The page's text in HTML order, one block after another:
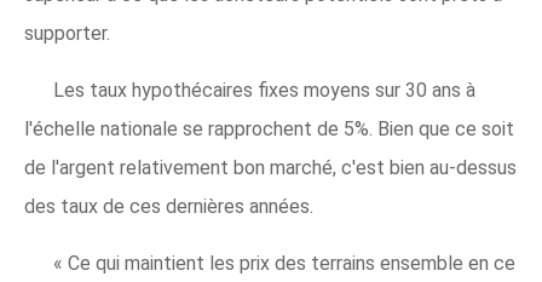
supporter.
Les taux hypothécaires fixes moyens sur 30 ans à
l'échelle nationale se rapprochent de 5%. Bien que ce soit
de l'argent relativement bon marché, c'est bien au-dessus
des taux de ces dernières années.
« Ce qui maintient les prix des terrains ensemble en ce